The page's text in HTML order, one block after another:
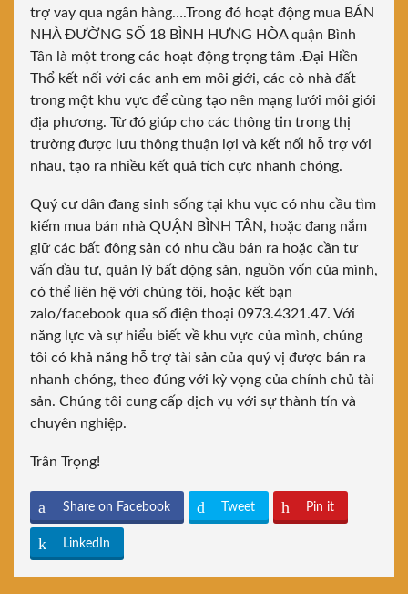
trợ vay qua ngân hàng….Trong đó hoạt động mua BÁN
NHÀ ĐƯỜNG SỐ 18 BÌNH HƯNG HÒA quận Bình
Tân là một trong các hoạt động trọng tâm .Đại Hiền
Thổ kết nối với các anh em môi giới, các cò nhà đất
trong một khu vực để cùng tạo nên mạng lưới môi giới
địa phương. Từ đó giúp cho các thông tin trong thị
trường được lưu thông thuận lợi và kết nối hỗ trợ với
nhau, tạo ra nhiều kết quả tích cực nhanh chóng.
Quý cư dân đang sinh sống tại khu vực có nhu cầu tìm
kiếm mua bán nhà QUẬN BÌNH TÂN, hoặc đang nắm
giữ các bất đông sản có nhu cầu bán ra hoặc cần tư
vấn đầu tư, quản lý bất động sản, nguồn vốn của mình,
có thể liên hệ với chúng tôi, hoặc kết bạn
zalo/facebook qua số điện thoại 0973.4321.47. Với
năng lực và sự hiểu biết về khu vực của mình, chúng
tôi có khả năng hỗ trợ tài sản của quý vị được bán ra
nhanh chóng, theo đúng với kỳ vọng của chính chủ tài
sản. Chúng tôi cung cấp dịch vụ với sự thành tín và
chuyên nghiệp.
Trân Trọng!
Share on Facebook Tweet Pin it
LinkedIn